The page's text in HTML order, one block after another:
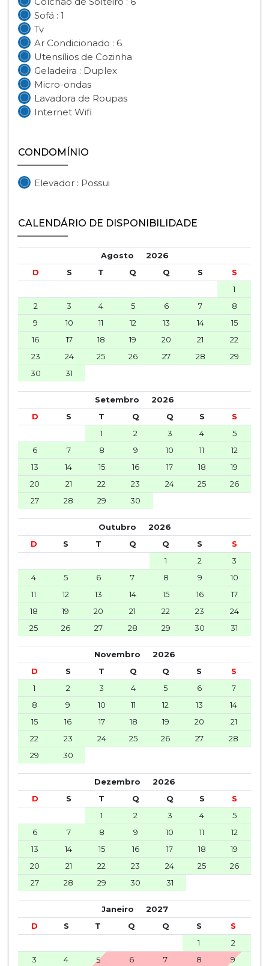
Sofá : 1
Tv
Ar Condicionado : 6
Utensílios de Cozinha
Geladeira : Duplex
Micro-ondas
Lavadora de Roupas
Internet Wifi
CONDOMÍNIO
Elevador : Possui
CALENDÁRIO DE DISPONIBILIDADE
Agosto 2026
D
S T Q Q S
S
1
2
3 4 5 6 7
8
9
10 11 12 13 14
15
16
17 18 19 20 21
22
23
24 25 26 27 28
29
30
31
Setembro 2026
D
S T Q Q S
S
1
2 3 4
5
6
7 8 9 10 11
12
13
14 15 16 17 18
19
20
21 22 23 24 25
26
27
28 29 30
Outubro 2026
D
S T Q Q S
S
1
2
3
4
5 6 7 8 9
10
11
12 13 14 15 16
17
18
19 20 21 22 23
24
25
26 27 28 29 30 31
Novembro 2026
D
S T Q Q S
S
1
2 3 4 5 6
7
8
9 10 11 12 13
14
15
16 17 18 19 20
21
22
23 24 25 26 27
28
29
30
Dezembro 2026
D
S T Q Q S
S
1
2 3 4
5
6
7 8 9 10 11
12
13
14 15 16 17 18
19
20
21 22 23 24 25
26
27
28 29 30 31
Janeiro 2027
D
S T Q Q S
S
1
2
3
4 5 6 7 8
9